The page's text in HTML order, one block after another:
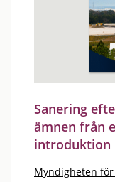
Sanering
ämnen från
introduktion
Myndigheten